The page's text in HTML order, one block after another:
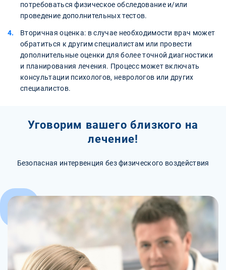
потребоваться физическое обследование и/или
проведение дополнительных тестов.
Вторичная оценка: в случае необходимости врач может
обратиться к другим специалистам или провести
дополнительные оценки для более точной диагностики
и планирования лечения. Процесс может включать
консультации психологов, неврологов или других
специалистов.
Уговорим вашего близкого на
лечение!
Безопасная интервенция без физического воздействия